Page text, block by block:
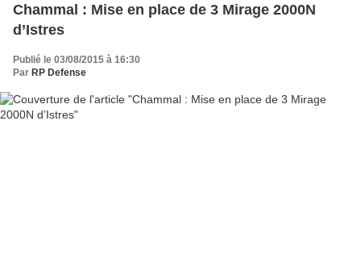
Chammal : Mise en place de 3 Mirage 2000N
d’Istres
Publié le 03/08/2015 à 16:30
Par RP Defense